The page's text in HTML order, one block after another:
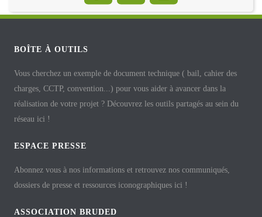
BOÎTE À OUTILS
Vous cherchez un exemple de document technique ( bail, cahier des
charges, CCTP, convention...) pour vous aider à avancer dans la
réalisation de votre projet ? Découvrez les outils partagés au sein du
réseau ici !
ESPACE PRESSE
Abonnez vous à nos informations et retrouvez nos communiqués,
dossiers de presse et ressources iconographiques ici !
ASSOCIATION BRUDED